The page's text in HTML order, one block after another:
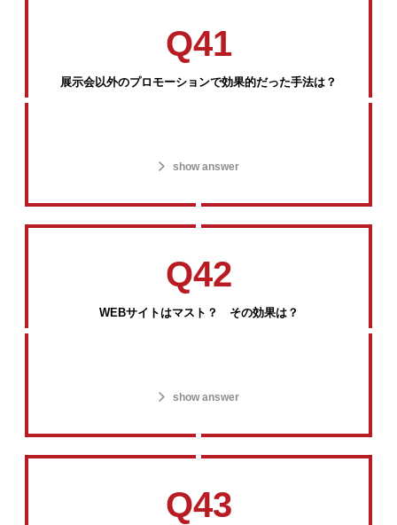
Q41
展示会以外のプロモーションで効果的だった手法は？
show answer
Q42
WEBサイトはマスト？ その効果は？
show answer
Q43